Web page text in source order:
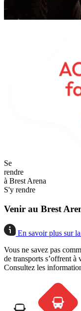
Se
rendre
à Brest Arena
S'y rendre
Venir au Brest
En savoir plus sur
Vous ne savez pas
de transports s’offrent
Consultez les